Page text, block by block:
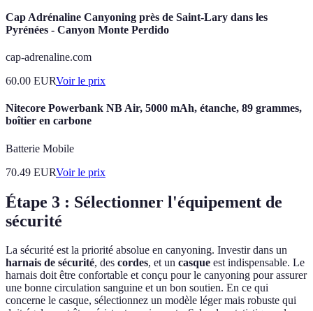
Cap Adrénaline Canyoning près de Saint-Lary dans les
Pyrénées - Canyon Monte Perdido
cap-adrenaline.com
60.00 EURVoir le prix
Nitecore Powerbank NB Air, 5000 mAh, étanche, 89 grammes,
boîtier en carbone
Batterie Mobile
70.49 EURVoir le prix
Étape 3 : Sélectionner l'équipement de
sécurité
La sécurité est la priorité absolue en canyoning. Investir dans un
harnais de sécurité, des cordes, et un casque est indispensable. Le
harnais doit être confortable et conçu pour le canyoning pour assurer
une bonne circulation sanguine et un bon soutien. En ce qui
concerne le casque, sélectionnez un modèle léger mais robuste qui